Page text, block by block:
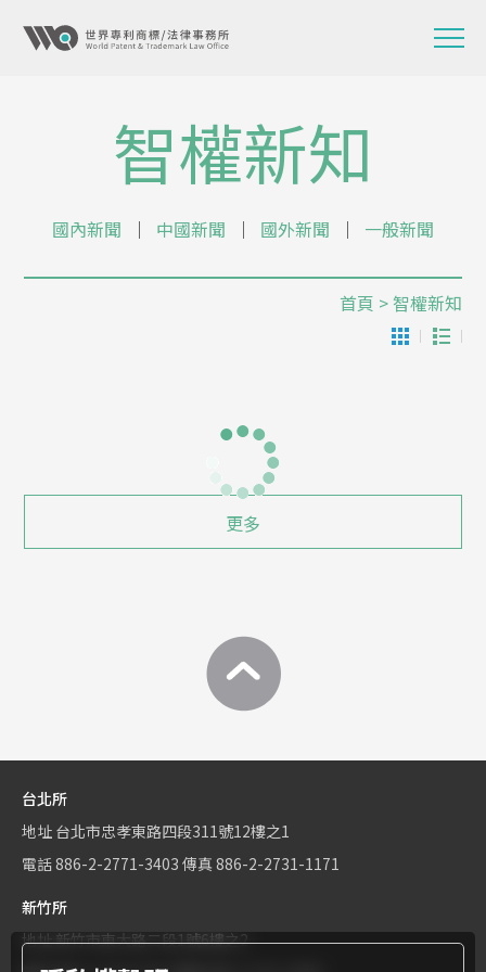
智權新知
國內新聞 │ 中國新聞 │ 國外新聞 │ 一般新聞
首頁 > 智權新知
更多
台北所
地址 台北市忠孝東路四段311號12樓之1
電話886-2-2771-3403 傳真 886-2-2731-1171
新竹所
地址新竹市東大路二段1號6樓之2